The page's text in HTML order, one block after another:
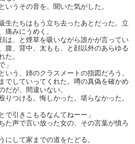
うその音を、聞いた気がした。
生たちはもう立ち去ったあとだった。立
痛みにうめく。
は、と煙草を吸いながら誰かが言ってい
腹、背中、太もも、と顔以外のあらゆる
た。
」
う、姉のクラスメートの指図だろう。
でしていってくれた。噂の真偽を確かめ
だが、間違いない。
つける。悔しかった。堪らなかった。
で引きこもるなんてねーー」
た声で言い放った女の、その言葉が憤ろ
して家までの道をたどる。